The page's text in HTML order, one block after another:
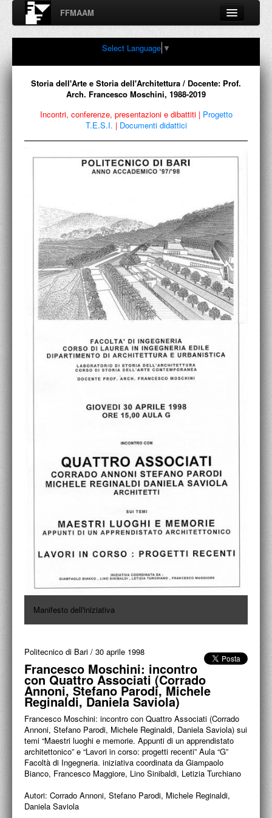
FFMAAM
Fondo Francesco Moschini
A.A.M. Architettura Arte Moderna
Percorsi, nodi, sconfinamenti e contaminazioni tra Arte,
FRANCESCO MOSCHINI
CONFERENZE
VIDEO
COLLEZIONE
ACCADEMIA NAZIONALE DI SAN LUCA
I.E.D. / ROMA
BIBLIOTECA FRANCESCO MOSCHINI
A.A.M. ARCHITETTURA ARTE MODERNA
RECENSIONI GENERALI
DUETTI / DUELLI
PROGETTI D'OPERA
PROGETTI CULTURALI
Select Language ▼
Storia dell'Arte e Storia dell'Architettura / Docente: Prof.
Arch. Francesco Moschini, 1988-2019
Incontri, conferenze, presentazioni e dibattiti | Progetto
T.E.S.I. | Documenti didattici
Manifesto dell'iniziativa
Politecnico di Bari / 30 aprile 1998
Francesco Moschini: incontro
con Quattro Associati (Corrado
Annoni, Stefano Parodi, Michele
Reginaldi, Daniela Saviola)
Francesco Moschini: incontro con Quattro Associati (Corrado
Annoni, Stefano Parodi, Michele Reginaldi, Daniela Saviola) sui
temi “Maestri luoghi e memorie. Appunti di un apprendistato
architettonico” e “Lavori in corso: progetti recenti” Aula “G”
Facoltà di Ingegneria. iniziativa coordinata da Giampaolo
Bianco, Francesco Maggiore, Lino Sinibaldi, Letizia Turchiano
Autori: Corrado Annoni, Stefano Parodi, Michele Reginaldi,
Daniela Saviola